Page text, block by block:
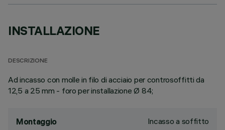
INSTALLAZIONE
DESCRIZIONE
Ad incasso con molle in filo di acciaio per controsoffitti da
12,5 a 25 mm - foro per installazione Ø 84;
Montaggio Incasso a soffitto